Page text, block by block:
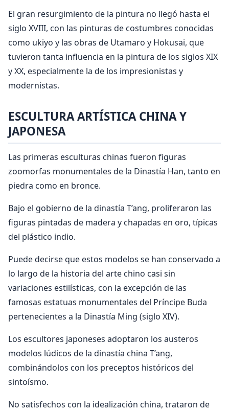
El gran resurgimiento de la pintura no llegó hasta el
siglo XVIII, con las pinturas de costumbres conocidas
como ukiyo y las obras de Utamaro y Hokusai, que
tuvieron tanta influencia en la pintura de los siglos XIX
y XX, especialmente la de los impresionistas y
modernistas.
ESCULTURA ARTÍSTICA CHINA Y
JAPONESA
Las primeras esculturas chinas fueron figuras
zoomorfas monumentales de la Dinastía Han, tanto en
piedra como en bronce.
Bajo el gobierno de la dinastía T’ang, proliferaron las
figuras pintadas de madera y chapadas en oro, típicas
del plástico indio.
Puede decirse que estos modelos se han conservado a
lo largo de la historia del arte chino casi sin
variaciones estilísticas, con la excepción de las
famosas estatuas monumentales del Príncipe Buda
pertenecientes a la Dinastía Ming (siglo XIV).
Los escultores japoneses adoptaron los austeros
modelos lúdicos de la dinastía china T’ang,
combinándolos con los preceptos históricos del
sintoísmo.
No satisfechos con la idealización china, trataron de